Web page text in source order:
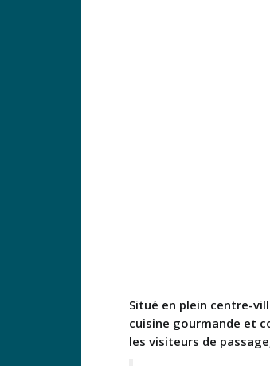
Situé en plein centre-
cuisine gourmande et
les visiteurs de